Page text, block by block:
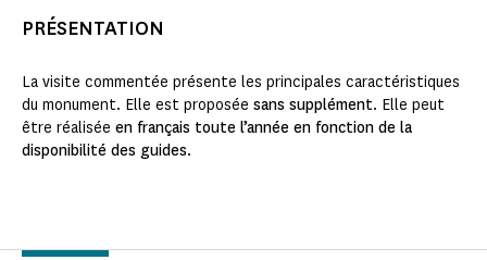
PRÉSENTATION
La visite commentée présente les principales caractéristiques
du monument. Elle est proposée sans supplément. Elle peut
être réalisée en français toute l’année en fonction de la
disponibilité des guides.